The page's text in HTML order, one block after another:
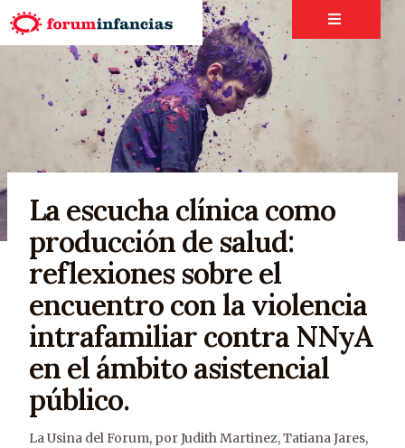
La escucha clínica como
producción de salud:
reflexiones sobre el
encuentro con la violencia
intrafamiliar contra NNyA
en el ámbito asistencial
público.
La Usina del Forum, por Judith Martinez, Tatiana Jares,